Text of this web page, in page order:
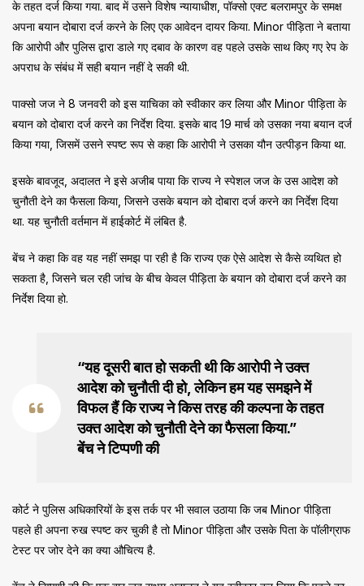
के तहत दर्ज किया गया. बाद में उसने विशेष न्यायाधीश, पॉक्सो एक्ट बलरामपुर के समक्ष
अपना बयान दोबारा दर्ज करने के लिए एक आवेदन दायर किया. Minor पीड़िता ने बताया
कि आरोपी और पुलिस द्वारा डाले गए दबाव के कारण वह पहले उसके साथ किए गए रेप के
अपराध के संबंध में सही बयान नहीं दे सकी थी.
पाक्सो जज ने 8 जनवरी को इस याचिका को स्वीकार कर लिया और Minor पीड़िता के
बयान को दोबारा दर्ज करने का निर्देश दिया. इसके बाद 19 मार्च को उसका नया बयान दर्ज
किया गया, जिसमें उसने स्पष्ट रूप से कहा कि आरोपी ने उसका यौन उत्पीड़न किया था.
इसके बावजूद, अदालत ने इसे अजीब पाया कि राज्य ने स्पेशल जज के उस आदेश को
चुनौती देने का फैसला किया, जिसने उसके बयान को दोबारा दर्ज करने का निर्देश दिया
था. यह चुनौती वर्तमान में हाईकोर्ट में लंबित है.
बेंच ने कहा कि वह यह नहीं समझ पा रही है कि राज्य एक ऐसे आदेश से कैसे व्यथित हो
सकता है, जिसने चल रही जांच के बीच केवल पीड़िता के बयान को दोबारा दर्ज करने का
निर्देश दिया हो.
“यह दूसरी बात हो सकती थी कि आरोपी ने उक्त
आदेश को चुनौती दी हो, लेकिन हम यह समझने में
विफल हैं कि राज्य ने किस तरह की कल्पना के तहत
उक्त आदेश को चुनौती देने का फैसला किया.”
बेंच ने टिप्पणी की
कोर्ट ने पुलिस अधिकारियों के इस तर्क पर भी सवाल उठाया कि जब Minor पीड़िता
पहले ही अपना रुख स्पष्ट कर चुकी है तो Minor पीड़िता और उसके पिता के पॉलीग्राफ
टेस्ट पर जोर देने का क्या औचित्य है.